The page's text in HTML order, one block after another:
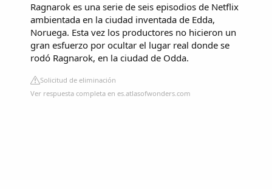
Ragnarok es una serie de seis episodios de Netflix
ambientada en la ciudad inventada de Edda,
Noruega. Esta vez los productores no hicieron un
gran esfuerzo por ocultar el lugar real donde se
rodó Ragnarok, en la ciudad de Odda.
Solicitud de eliminación
Ver respuesta completa en es.atlasofwonders.com